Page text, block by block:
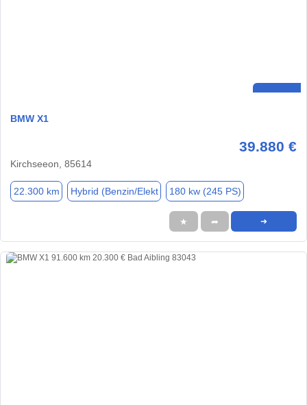
BMW X1
39.880 €
Kirchseeon, 85614
22.300 km Hybrid (Benzin/Elekt 180 kw (245 PS)
★ ➦ ➜